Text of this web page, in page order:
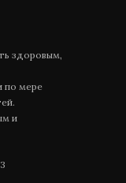
здоровым,
по мере
и